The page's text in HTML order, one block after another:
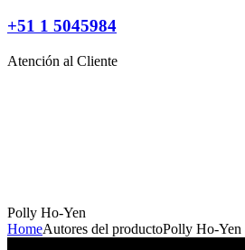
+51 1 5045984
Atención al Cliente
Polly Ho-Yen
HomeAutores del productoPolly Ho-Yen